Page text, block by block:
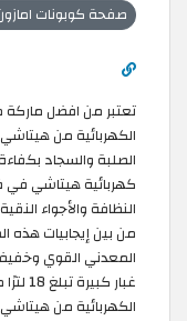
صفحة كوبونات
تعتبر من افضل
الكهربائية من
الصلبة والسجاد
كهربائية هيتاشي في
النظافة والأجواء
من بين إيجابيات هذه
المعدني القوي
غبار
الكهربائية من